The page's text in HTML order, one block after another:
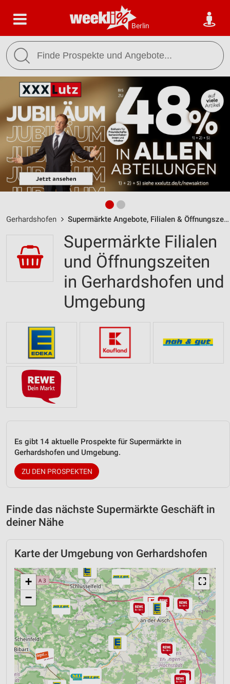
Berlin
Gerhardshofen Supermärkte Angebote, Filialen & Öffnungszeiten
Supermärkte Filialen
und Öffnungszeiten
in Gerhardshofen und
Umgebung
Es gibt 14 aktuelle Prospekte für Supermärkte in
Gerhardshofen und Umgebung.
ZU DEN PROSPEKTEN
Finde das nächste Supermärkte Geschäft in
deiner Nähe
Karte der Umgebung von Gerhardshofen
⛶
+
−